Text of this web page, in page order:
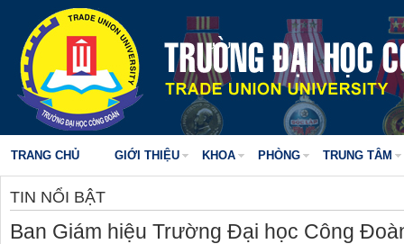
TRANG CHỦ GIỚI THIỆU KHOA PHÒNG TRUNG TÂM
TIN NỔI BẬT
Ban Giám hiệu Trường Đại học Công